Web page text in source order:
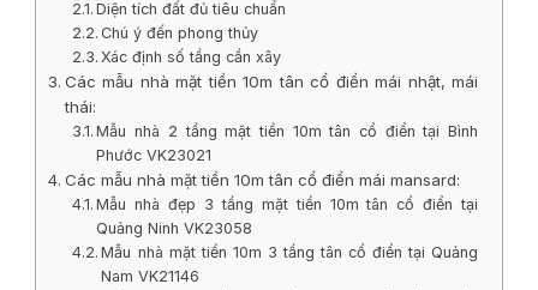
Diện tích đất đủ tiêu chuẩn
Chú ý đến phong thủy
Xác định số tầng cần xây
Các mẫu nhà mặt tiền 10m tân cổ điển mái nhật, mái
thái:
Mẫu nhà 2 tầng mặt tiền 10m tân cổ điển tại Bình
Phước VK23021
Các mẫu nhà mặt tiền 10m tân cổ điển mái mansard:
Mẫu nhà đẹp 3 tầng mặt tiền 10m tân cổ điển tại
Quảng Ninh VK23058
Mẫu nhà mặt tiền 10m 3 tầng tân cổ điển tại Quảng
Nam VK21146